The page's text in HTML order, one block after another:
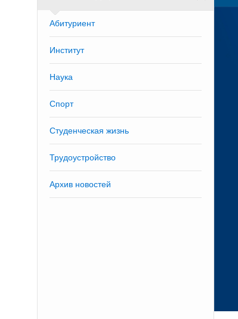
Абитуриент
Институт
Наука
Спорт
Студенческая жизнь
Трудоустройство
Архив новостей